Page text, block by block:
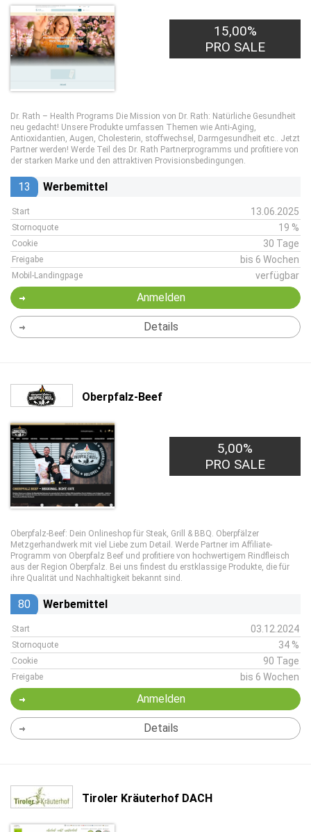
15,00%
PRO SALE
Dr. Rath – Health Programs Die Mission von Dr. Rath: Natürliche Gesundheit
neu gedacht! Unsere Produkte umfassen Themen wie Anti-Aging,
Antioxidantien, Augen, Cholesterin, stoffwechsel, Darmgesundheit etc.. Jetzt
Partner werden! Werde Teil des Dr. Rath Partnerprogramms und profitiere von
der starken Marke und den attraktiven Provisionsbedingungen.
13 Werbemittel
Start 13.06.2025
Stornoquote 19 %
Cookie 30 Tage
Freigabe bis 6 Wochen
Mobil-Landingpage verfügbar
Anmelden
Details
Oberpfalz-Beef
5,00%
PRO SALE
Oberpfalz-Beef: Dein Onlineshop für Steak, Grill & BBQ. Oberpfälzer
Metzgerhandwerk mit viel Liebe zum Detail. Werde Partner im Affiliate-
Programm von Oberpfalz Beef und profitiere von hochwertigem Rindfleisch
aus der Region Oberpfalz. Bei uns findest du erstklassige Produkte, die für
ihre Qualität und Nachhaltigkeit bekannt sind.
80 Werbemittel
Start 03.12.2024
Stornoquote 34 %
Cookie 90 Tage
Freigabe bis 6 Wochen
Anmelden
Details
Tiroler Kräuterhof DACH